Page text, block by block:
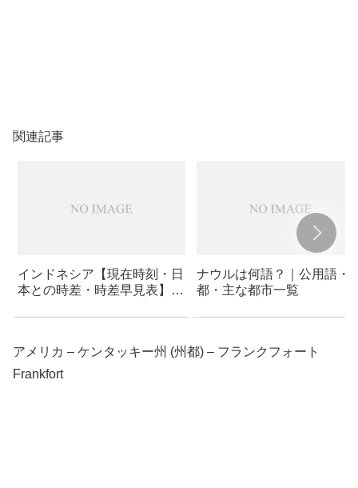
関連記事
インドネシア【現在時刻・日
本との時差・時差早見表】｜
ナウルは何語？｜公用語・
都・主な都市一覧
アメリカ – ケンタッキー州 (州都) – フランクフォート
Frankfort